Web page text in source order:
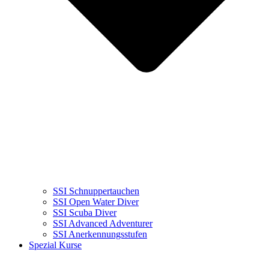
SSI Schnuppertauchen
SSI Open Water Diver
SSI Scuba Diver
SSI Advanced Adventurer
SSI Anerkennungsstufen
Spezial Kurse